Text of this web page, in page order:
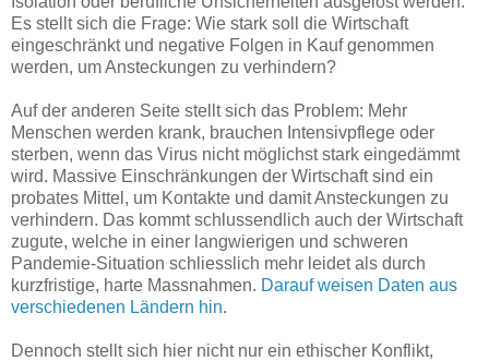
Es stellt sich die Frage: Wie stark soll die Wirtschaft
eingeschränkt und negative Folgen in Kauf genommen
werden, um Ansteckungen zu verhindern?
Auf der anderen Seite stellt sich das Problem: Mehr
Menschen werden krank, brauchen Intensivpflege oder
sterben, wenn das Virus nicht möglichst stark eingedämmt
wird. Massive Einschränkungen der Wirtschaft sind ein
probates Mittel, um Kontakte und damit Ansteckungen zu
verhindern. Das kommt schlussendlich auch der Wirtschaft
zugute, welche in einer langwierigen und schweren
Pandemie-Situation schliesslich mehr leidet als durch
kurzfristige, harte Massnahmen. Darauf weisen Daten aus
verschiedenen Ländern hin.
Dennoch stellt sich hier nicht nur ein ethischer Konflikt,